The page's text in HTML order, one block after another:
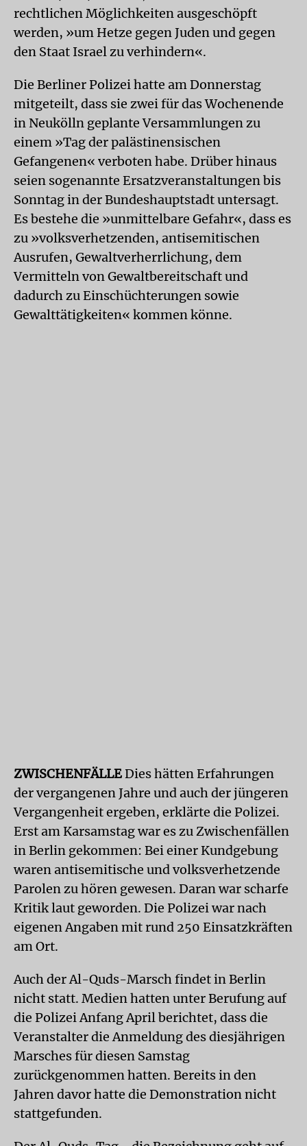
rechtlichen Möglichkeiten ausgeschöpft
werden, »um Hetze gegen Juden und gegen
den Staat Israel zu verhindern«.
Die Berliner Polizei hatte am Donnerstag
mitgeteilt, dass sie zwei für das Wochenende
in Neukölln geplante Versammlungen zu
einem »Tag der palästinensischen
Gefangenen« verboten habe. Drüber hinaus
seien sogenannte Ersatzveranstaltungen bis
Sonntag in der Bundeshauptstadt untersagt.
Es bestehe die »unmittelbare Gefahr«, dass es
zu »volksverhetzenden, antisemitischen
Ausrufen, Gewaltverherrlichung, dem
Vermitteln von Gewaltbereitschaft und
dadurch zu Einschüchterungen sowie
Gewalttätigkeiten« kommen könne.
ZWISCHENFÄLLEDies hätten Erfahrungen
der vergangenen Jahre und auch der jüngeren
Vergangenheit ergeben, erklärte die Polizei.
Erst am Karsamstag war es zu Zwischenfällen
in Berlin gekommen: Bei einer Kundgebung
waren antisemitische und volksverhetzende
Parolen zu hören gewesen. Daran war scharfe
Kritik laut geworden. Die Polizei war nach
eigenen Angaben mit rund 250 Einsatzkräften
am Ort.
Auch der Al-Quds-Marsch findet in Berlin
nicht statt. Medien hatten unter Berufung auf
die Polizei Anfang April berichtet, dass die
Veranstalter die Anmeldung des diesjährigen
Marsches für diesen Samstag
zurückgenommen hatten. Bereits in den
Jahren davor hatte die Demonstration nicht
stattgefunden.